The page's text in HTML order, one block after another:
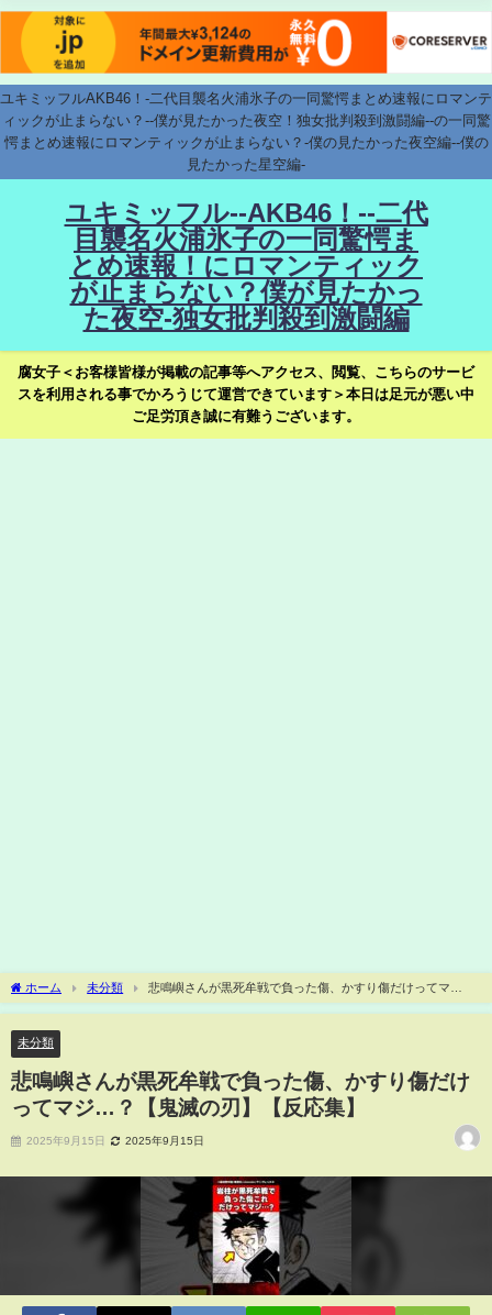
ユキミッフルAKB46！-二代目襲名火浦氷子の一同驚愕まとめ速報にロマンテ
ィックが止まらない？--僕が見たかった夜空！独女批判殺到激闘編--の一同驚
愕まとめ速報にロマンティックが止まらない？-僕の見たかった夜空編--僕の
見たかった星空編-
ユキミッフル--AKB46！--二代
目襲名火浦氷子の一同驚愕ま
とめ速報！にロマンティック
が止まらない？僕が見たかっ
た夜空-独女批判殺到激闘編
腐女子＜お客様皆様が掲載の記事等へアクセス、閲覧、こちらのサービ
スを利用される事でかろうじて運営できています＞本日は足元が悪い中
ご足労頂き誠に有難うございます。
ホーム 未分類
悲鳴嶼さんが黒死牟戦で負った傷、かすり傷だけってマ
ジ…？【鬼滅の刃】【反応集】
未分類
悲鳴嶼さんが黒死牟戦で負った傷、かすり傷だけ
ってマジ…？【鬼滅の刃】【反応集】
2025年9月15日 2025年9月15日